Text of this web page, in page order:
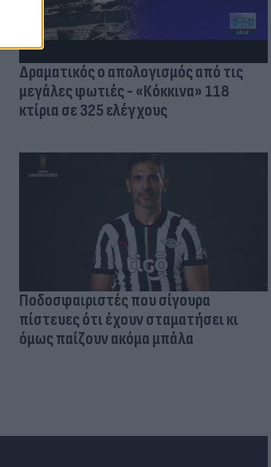
Δραματικός ο απολογισμός από τις
μεγάλες φωτιές - «Κόκκινα» 118
κτίρια σε 325 ελέγχους
Ποδοσφαιριστές που σίγουρα
πίστευες ότι έχουν σταματήσει κι
όμως παίζουν ακόμα μπάλα